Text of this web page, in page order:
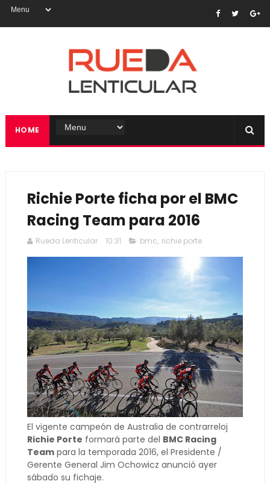
HOME
Richie Porte ficha por el BMC
Racing Team para 2016
Rueda Lenticular 10:31 bmc, richie porte
El vigente campeón de Australia de contrarreloj
Richie Porte formará parte del BMC Racing
Teampara la temporada 2016, el Presidente /
Gerente General Jim Ochowicz anunció ayer
sábado su fichaje.